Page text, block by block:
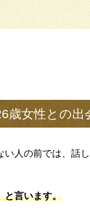
歳女性との出
人の前では、話
と言います。